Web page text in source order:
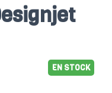
EN STOCK